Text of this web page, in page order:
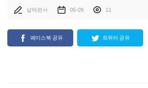
살덕편서 05-09 11
페이스북 공유 트위터 공유